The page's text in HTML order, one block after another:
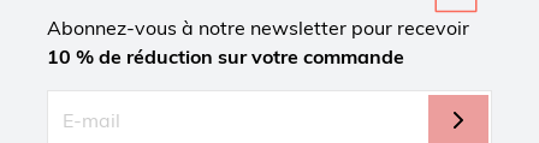
Abonnez-vous à notre newsletter pour recevoir
10 % de réduction sur votre commande